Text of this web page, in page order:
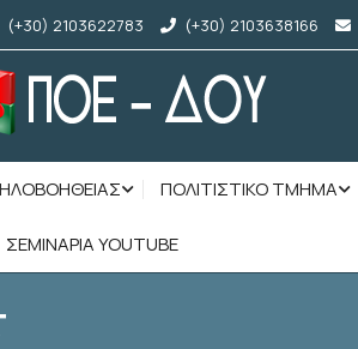
(+30) 2103622783 (+30) 2103638166
ΠΟΛΙΤΙΣΤΙΚΟ ΤΜΗΜΑ
ΣΕΜΙΝΑΡΙΑ YOUTUBE